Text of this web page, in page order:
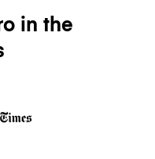
in the